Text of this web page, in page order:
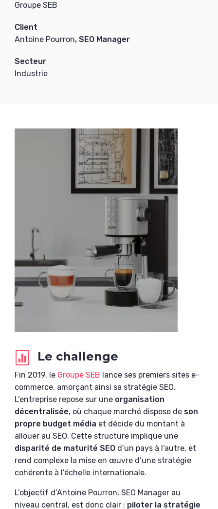
Groupe SEB
Client
Antoine Pourron, SEO Manager
Secteur
Industrie
 Le challenge
Fin 2019, le Groupe SEB lance ses premiers sites e-
commerce, amorçant ainsi sa stratégie SEO.
L’entreprise repose sur une organisation
décentralisée, où chaque marché dispose de son
propre budget média et décide du montant à
allouer au SEO. Cette structure implique une
disparité de maturité SEO d’un pays à l’autre, et
rend complexe la mise en œuvre d’une stratégie
cohérente à l’échelle internationale.
L’objectif d’Antoine Pourron, SEO Manager au
niveau central, est donc clair : piloter la stratégie